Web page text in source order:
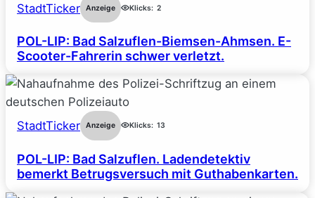
StadtTicker Anzeige Klicks: 2
POL-LIP: Bad Salzuflen-Biemsen-Ahmsen. E-
Scooter-Fahrerin schwer verletzt.
StadtTicker Anzeige Klicks: 13
POL-LIP: Bad Salzuflen. Ladendetektiv
bemerkt Betrugsversuch mit Guthabenkarten.